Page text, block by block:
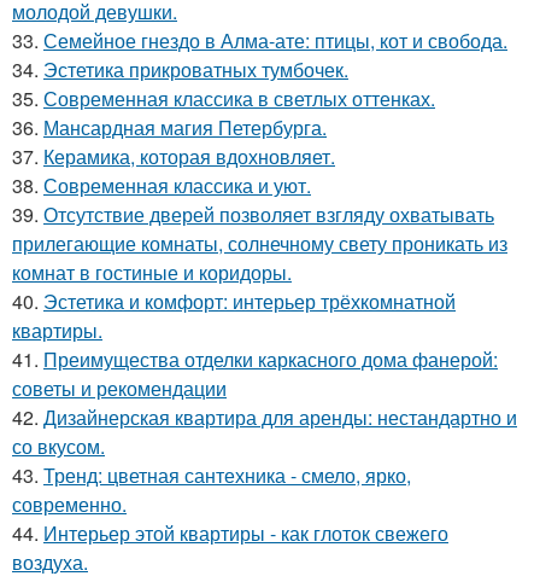
молодой девушки.
33. Семейное гнездо в Алма-ате: птицы, кот и свобода.
34. Эстетика прикроватных тумбочек.
35. Современная классика в светлых оттенках.
36. Мансардная магия Петербурга.
37. Керамика, которая вдохновляет.
38. Современная классика и уют.
39. Отсутствие дверей позволяет взгляду охватывать
прилегающие комнаты, солнечному свету проникать из
комнат в гостиные и коридоры.
40. Эстетика и комфорт: интерьер трёхкомнатной
квартиры.
41. Преимущества отделки каркасного дома фанерой:
советы и рекомендации
42. Дизайнерская квартира для аренды: нестандартно и
со вкусом.
43. Тренд: цветная сантехника - смело, ярко,
современно.
44. Интерьер этой квартиры - как глоток свежего
воздуха.